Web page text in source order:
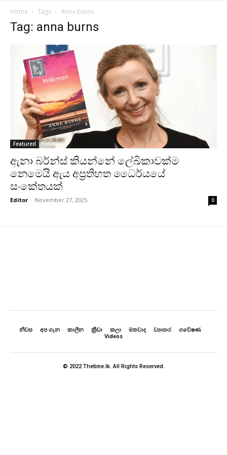
Home Tags Anna burns
Tag: anna burns
Featured
ඇනා බර්න්ස් කියන්නේ ලේඛිකාවක්ම
නෙමෙයි ඇය අප්‍රතිහත ධෛර්යයේ
සංකේතයක්
Editor - November 27, 2025 0
නිවස අප ගැන කාලීන ක්‍රීඩා කලා මතවාද ව්‍යාපාර
ගවේෂණ
Videos
© 2022 Thetime.lk. All Rights Reserved.